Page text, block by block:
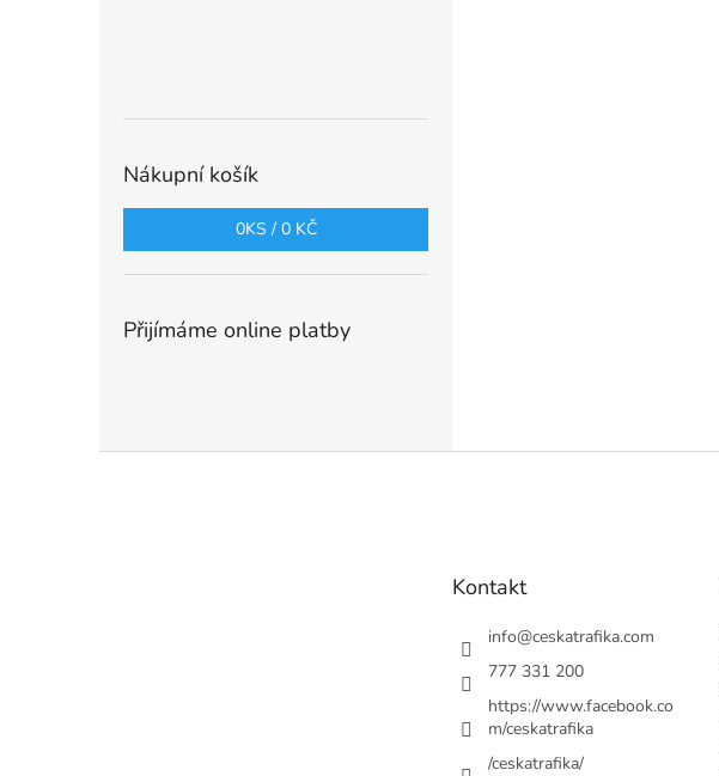
Nákupní košík
0KS / 0 KČ
Přijímáme online platby
Kontakt
info@ceskatrafika.com
777 331 200
https://www.facebook.co
m/ceskatrafika
/ceskatrafika/